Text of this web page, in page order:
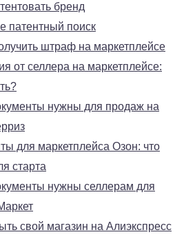
бренд
патентный поиск
штраф на маркетплейсе
от селлера на маркетплейсе:
нужны для продаж на
для маркетплейса Озон: что
старта
нужны селлерам для
свой магазин на Алиэкспресс